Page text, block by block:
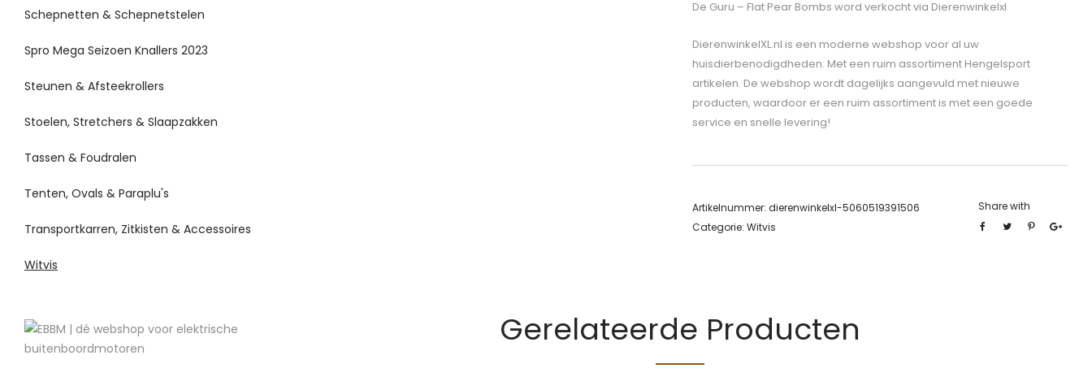
De Guru – Flat Pear Bombs word verkocht via Dierenwinkelxl
DierenwinkelXL.nl is een moderne webshop voor al uw
huisdierbenodigdheden. Met een ruim assortiment Hengelsport
artikelen. De webshop wordt dagelijks aangevuld met nieuwe
producten, waardoor er een ruim assortiment is met een goede
service en snelle levering!
Artikelnummer: dierenwinkelxl-5060519391506
Categorie: Witvis
Share with
Gerelateerde Producten
Schepnetten & Schepnetstelen
Spro Mega Seizoen Knallers 2023
Steunen & Afsteekrollers
Stoelen, Stretchers & Slaapzakken
Tassen & Foudralen
Tenten, Ovals & Paraplu's
Transportkarren, Zitkisten & Accessoires
Witvis